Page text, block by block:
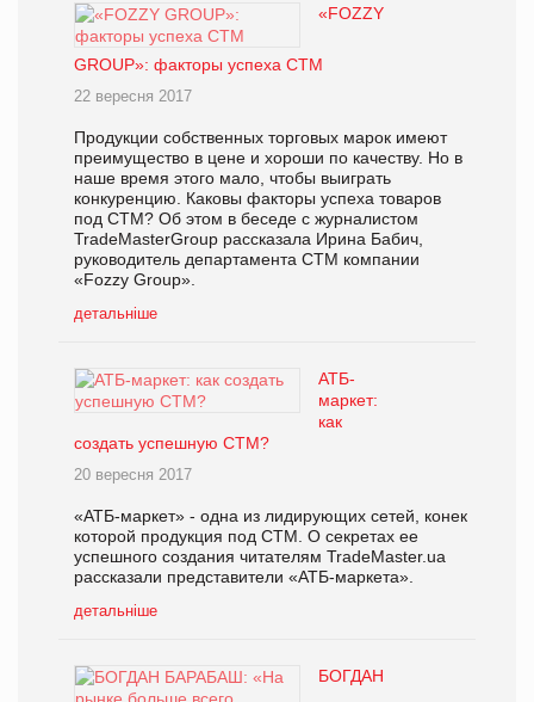
«FOZZY
GROUP»: факторы успеха СТМ
22 вересня 2017
Продукции собственных торговых марок имеют
преимущество в цене и хороши по качеству. Но в
наше время этого мало, чтобы выиграть
конкуренцию. Каковы факторы успеха товаров
под СТМ? Об этом в беседе с журналистом
TradeMasterGroup рассказала Ирина Бабич,
руководитель департамента СТМ компании
«Fozzy Group».
детальніше
АТБ-
маркет:
как
создать успешную СТМ?
20 вересня 2017
«АТБ-маркет» - одна из лидирующих сетей, конек
которой продукция под СТМ. О секретах ее
успешного создания читателям TradeMaster.ua
рассказали представители «АТБ-маркета».
детальніше
БОГДАН